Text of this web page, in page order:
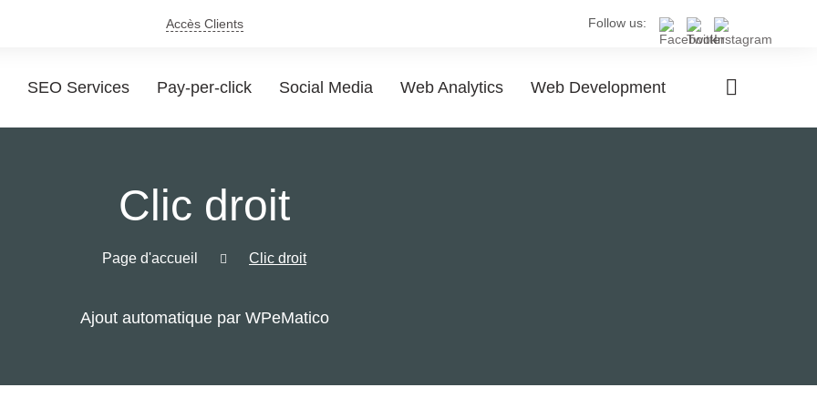
Accès Clients Follow us:
SEO Services Pay-per-click Social Media Web Analytics Web Development
Clic droit
Page d'accueil Clic droit
Ajout automatique par WPeMatico